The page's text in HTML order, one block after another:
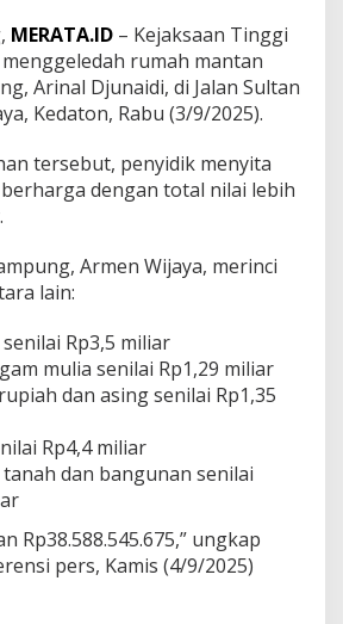
A
r
i
n
a
D
j
i
,
S
i
t
A
e
R
p
3
MERATA.ID – Kejaksaan Tinggi
rumah mantan
Arinal Djunaidi, di Jalan Sultan
Kedaton, Rabu (3/9/2025).
tersebut, penyidik menyita
dengan total nilai lebih
Armen Wijaya, merinci
lain:
Rp3,5 miliar
mulia senilai Rp1,29 miliar
dan asing senilai Rp1,35
Rp4,4 miliar
dan bangunan senilai
Rp38.588.545.675,” ungkap
pers, Kamis (4/9/2025)